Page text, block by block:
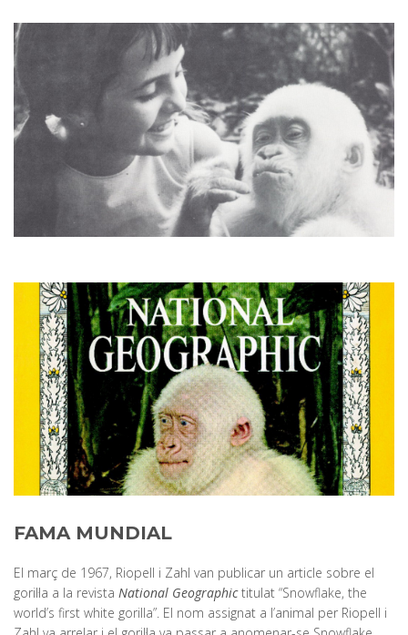
FAMA MUNDIAL
El març de 1967, Riopell i Zahl van publicar un article sobre el
goril·la a la revista National Geographictitulat “Snowflake, the
world’s first white gorilla”. El nom assignat a l’animal per Riopell i